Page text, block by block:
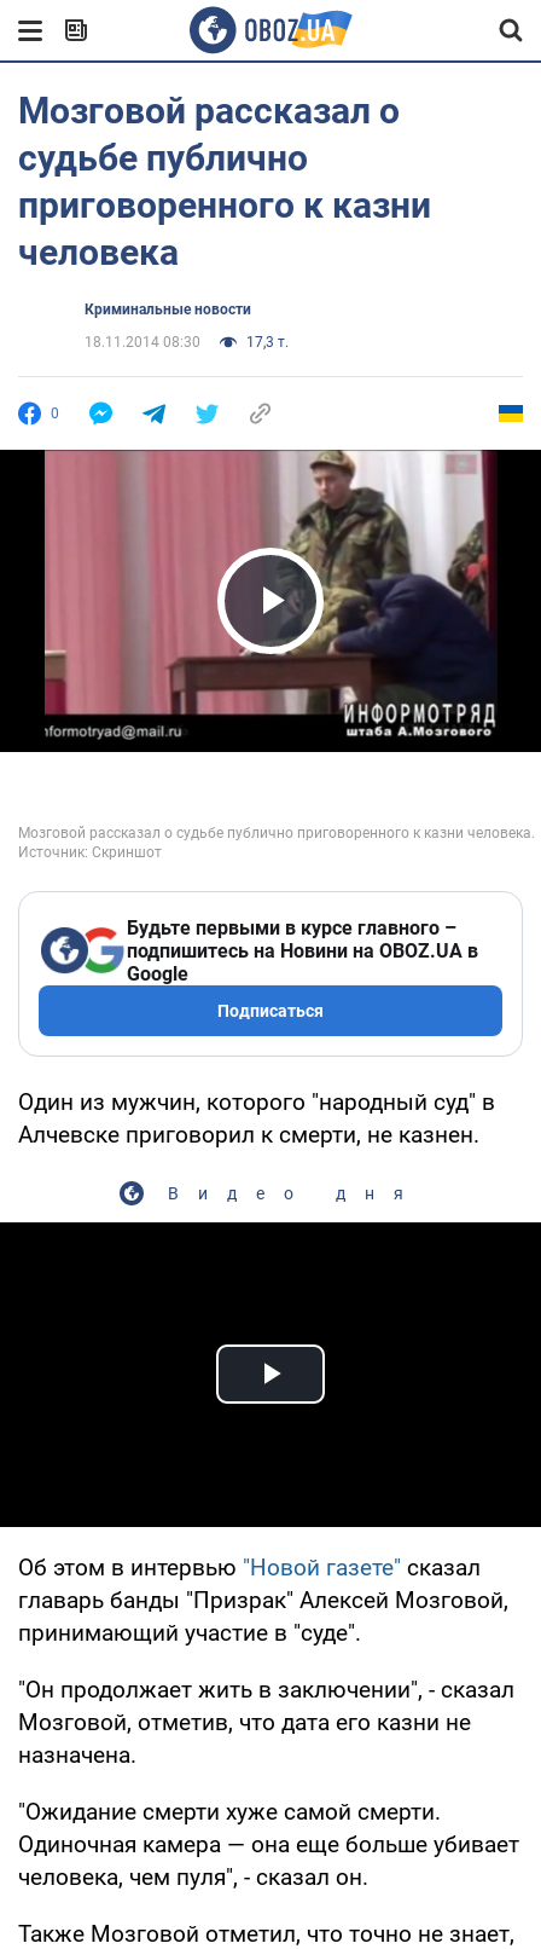
Мозговой рассказал о
судьбе публично
приговоренного к казни
человека
Криминальные новости
18.11.2014 08:30
17,3 т.
0
Play Video
Будьте первыми в курсе главного –
подпишитесь на Новини на OBOZ.UA в
Google
Подписаться
Один из мужчин, которого "народный суд" в
Алчевске приговорил к смерти, не казнен.
Видео дня
Play Video
Об этом в интервью "Новой газете" сказал
главарь банды "Призрак" Алексей Мозговой,
принимающий участие в "суде".
"Он продолжает жить в заключении", - сказал
Мозговой, отметив, что дата его казни не
назначена.
"Ожидание смерти хуже самой смерти.
Одиночная камера — она еще больше убивает
человека, чем пуля", - сказал он.
Также Мозговой отметил, что точно не знает,